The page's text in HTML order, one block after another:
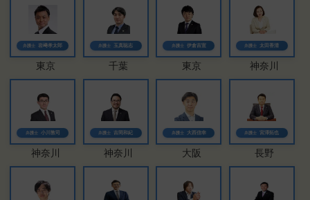
弁護士 岩﨑孝太郎
東京
弁護士 玉真聡志
千葉
弁護士 伊倉吉宣
東京
弁護士 太田香清
神奈川
弁護士 小川敦司
神奈川
弁護士 吉岡和紀
神奈川
弁護士 大西信幸
大阪
弁護士 宮澤拓也
長野